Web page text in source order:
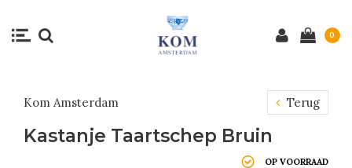
0
Kom Amsterdam Terug
Kastanje Taartschep Bruin
OP VOORRAAD